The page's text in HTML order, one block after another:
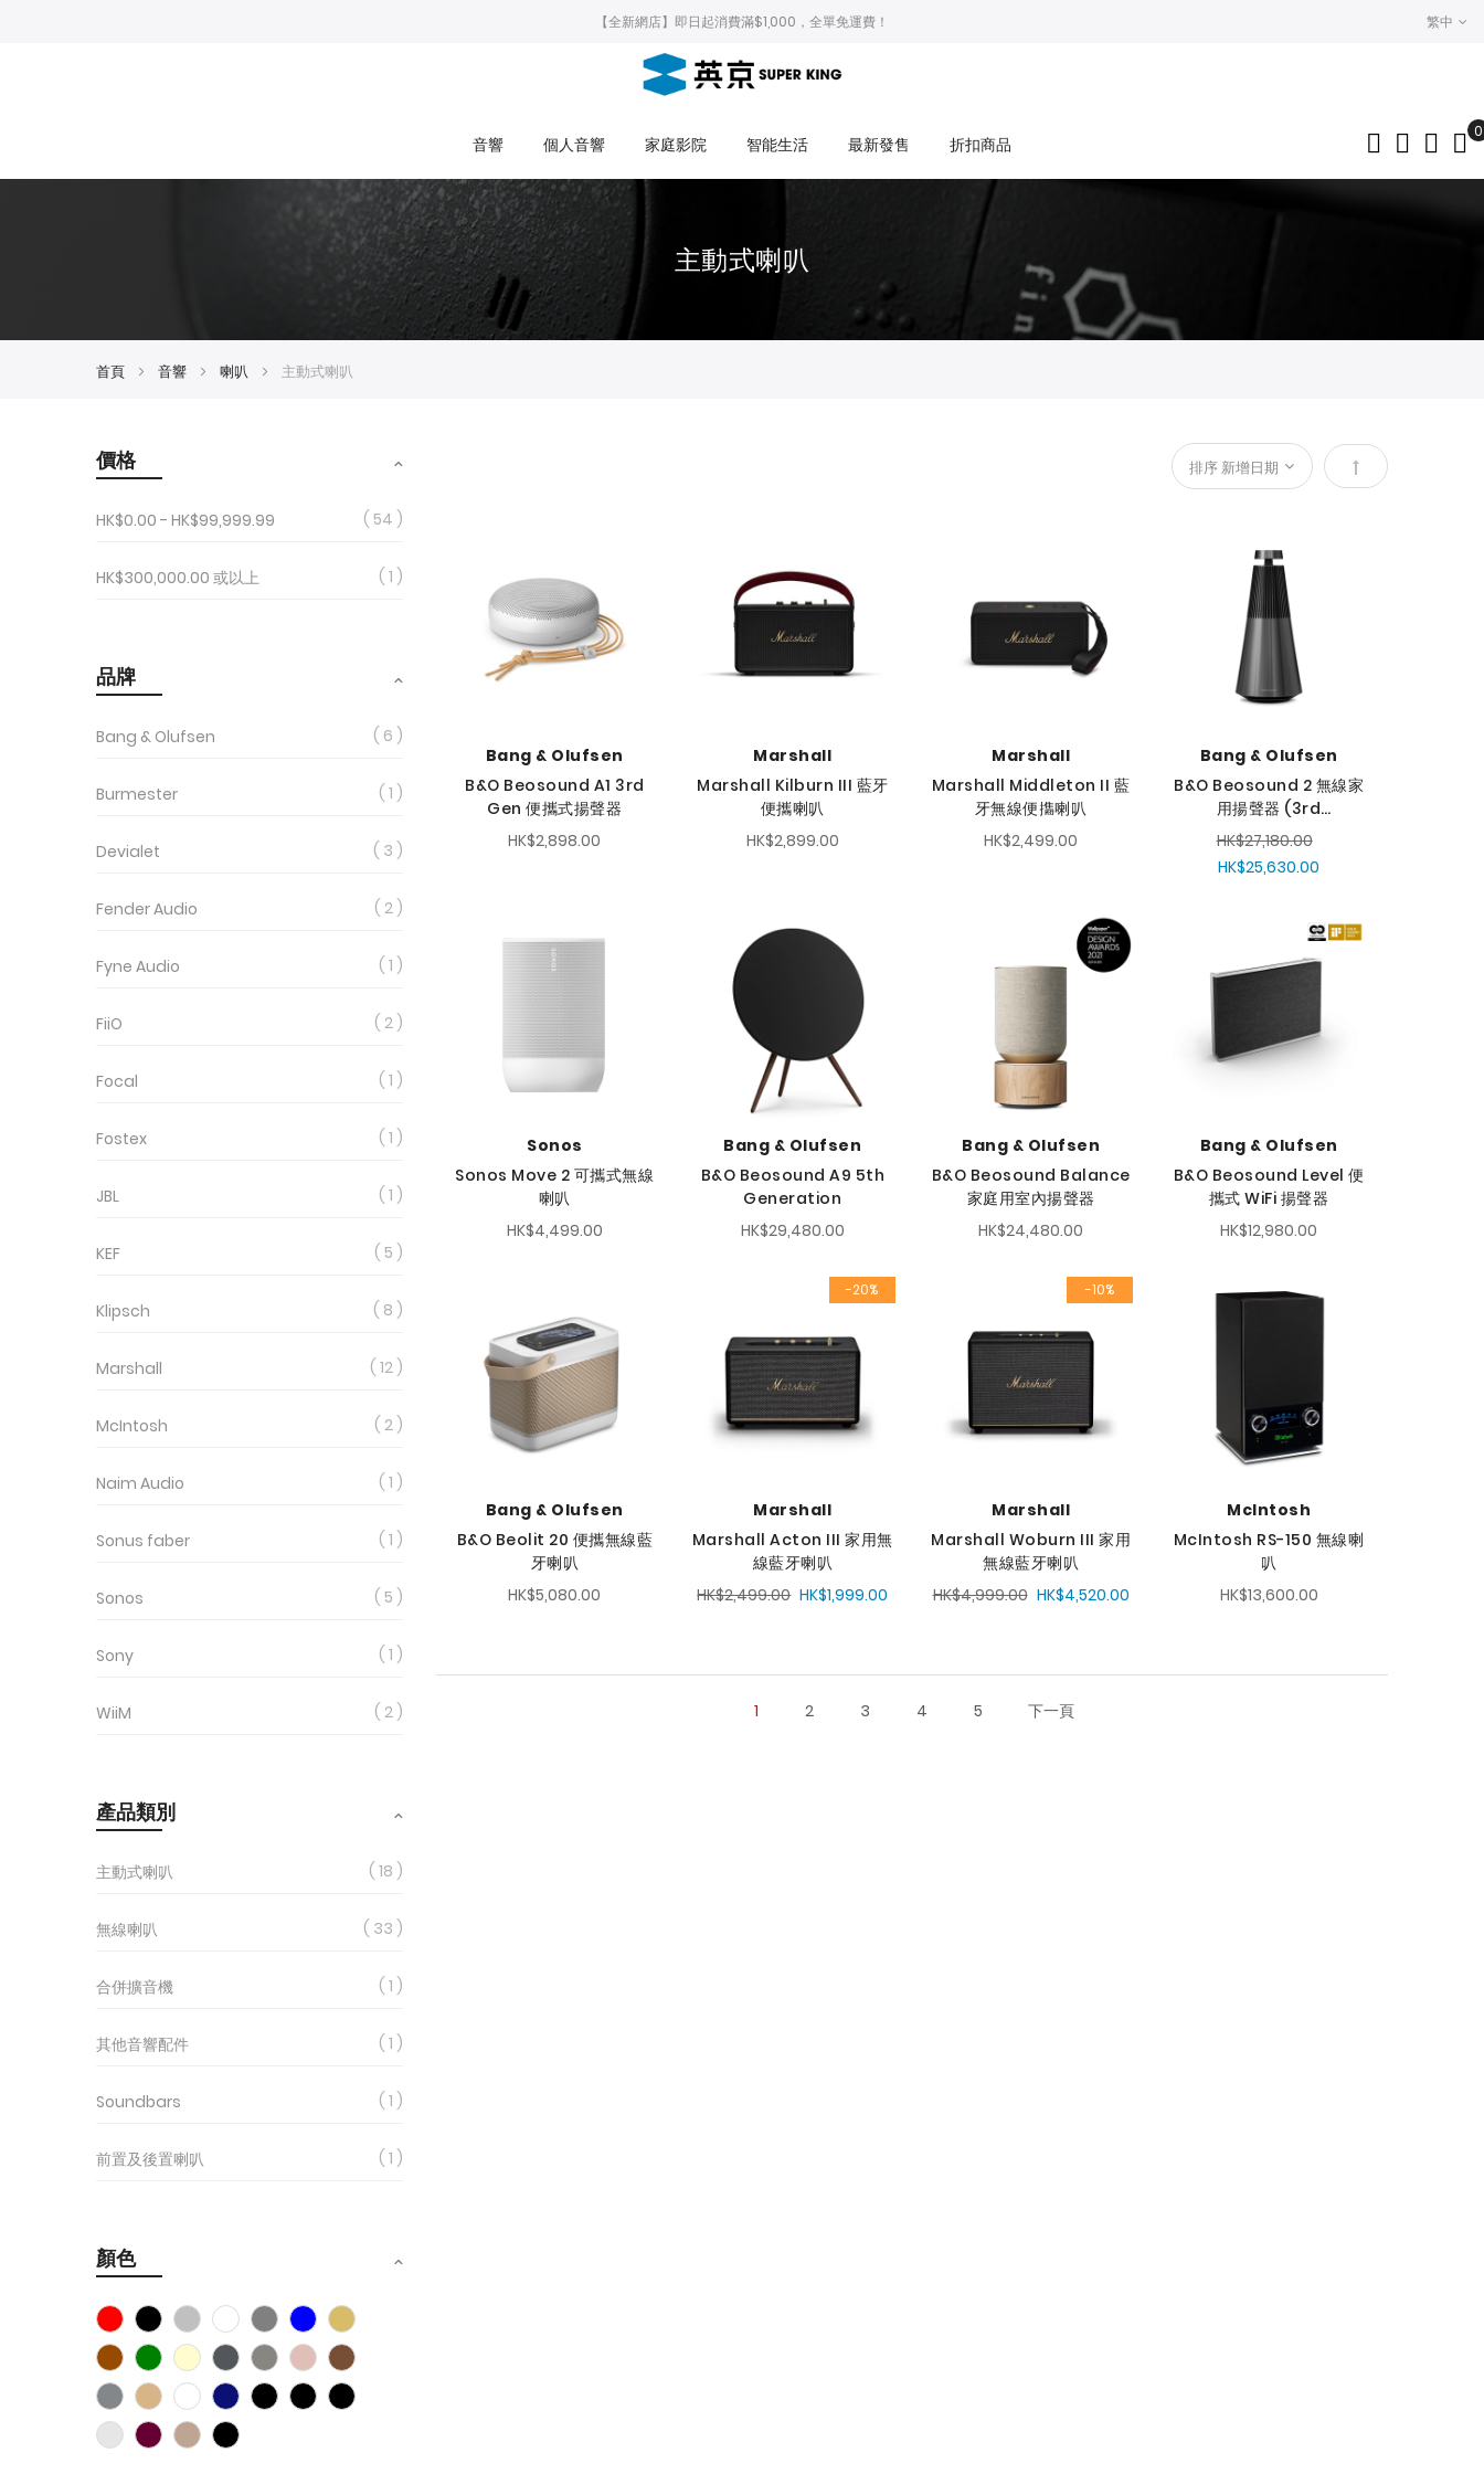
【全新網店】即日起消費滿$1,000，全單免運費！ 繁中
音響 個人音響 家庭影院 智能生活 最新發售 折扣商品
0
主動式喇叭
首頁 音響 喇叭 主動式喇叭
設
Bang & Olufsen
B&O Beosound A1 3rd
Gen 便攜式揚聲器
HK$2,898.00
Marshall
Marshall Kilburn III 藍牙
便攜喇叭
HK$2,899.00
Marshall
Marshall Middleton II 藍
牙無線便㩦喇叭
HK$2,499.00
Bang & Olufsen
B&O Beosound 2 無線家
用揚聲器 (3rd
Generation)
HK$25,630.00
HK$27,180.00
Sonos
Sonos Move 2 可攜式無線
喇叭
HK$4,499.00
Bang & Olufsen
B&O Beosound A9 5th
Generation
HK$29,480.00
Bang & Olufsen
B&O Beosound Balance
家庭用室內揚聲器
HK$24,480.00
Bang & Olufsen
B&O Beosound Level 便
攜式​ WiFi 揚聲器
HK$12,980.00
Bang & Olufsen
B&O Beolit 20 便攜無線藍
牙喇叭
HK$5,080.00
-20%
Marshall
Marshall Acton III 家用無
線藍牙喇叭
HK$1,999.00
HK$2,499.00
-10%
Marshall
Marshall Woburn III 家用
無線藍牙喇叭
HK$4,520.00
HK$4,999.00
McIntosh
McIntosh RS-150 無線喇
叭
HK$13,600.00
1 2 3 4 5 下一頁
價格
HK$0.00 - HK$99,999.99 54
HK$300,000.00 或以上 1
品牌
Bang & Olufsen 6
Burmester 1
Devialet 3
Fender Audio 2
Fyne Audio 1
FiiO 2
Focal 1
Fostex 1
JBL 1
KEF 5
Klipsch 8
Marshall 12
McIntosh 2
Naim Audio 1
Sonus faber 1
Sonos 5
Sony 1
WiiM 2
產品類別
主動式喇叭 18
無線喇叭 33
合併擴音機 1
其他音響配件 1
Soundbars 1
前置及後置喇叭 1
顏色